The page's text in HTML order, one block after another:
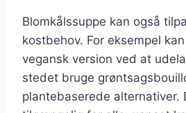
Blomkålssuppe kan også
kostbehov. For eksempel
vegansk version ved at
stedet bruge
plantebaserede alternativer.